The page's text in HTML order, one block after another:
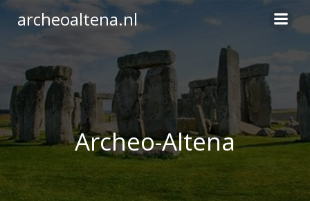
inhoud
archeoaltena.nl
Archeo-Altena